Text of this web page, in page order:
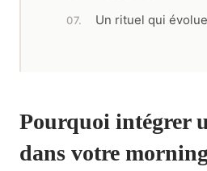
Un rituel qui
Pourquoi intégrer
dans votre